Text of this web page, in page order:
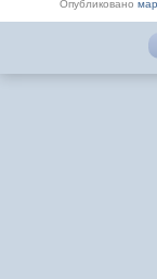
Опубликовано